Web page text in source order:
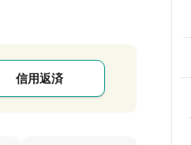
信用返済